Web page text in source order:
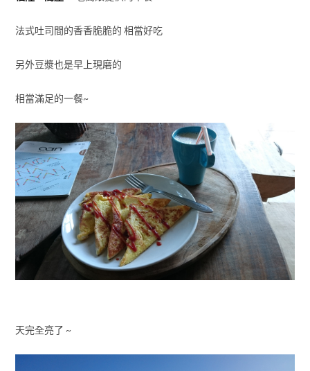
法式吐司間的香香脆脆的 相當好吃
另外豆漿也是早上現磨的
相當滿足的一餐~
天完全亮了 ~